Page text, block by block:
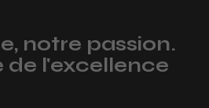
notre passion.
de l'excellence